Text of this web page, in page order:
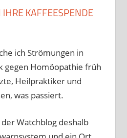
KAFFEESPENDE
ich Strömungen in
gegen Homöopathie früh
Heilpraktiker und
was passiert.
Watchblog deshalb